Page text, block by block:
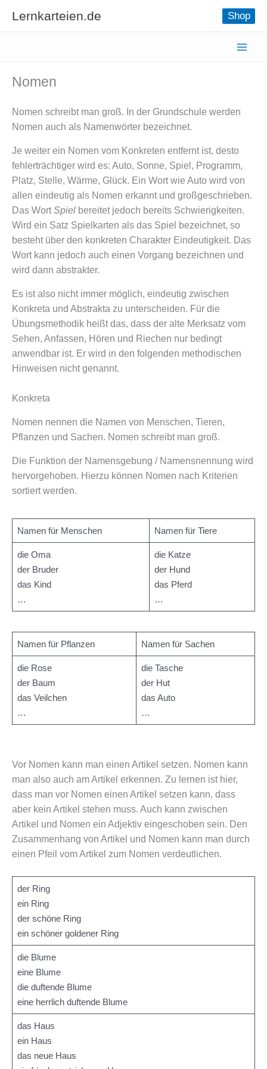
InhaltLernkarteien.de Shop
Nomen
Nomen schreibt man groß. In der Grundschule werden
Nomen auch als Namenwörter bezeichnet.
Je weiter ein Nomen vom Konkreten entfernt ist, desto
fehlerträchtiger wird es: Auto, Sonne, Spiel, Programm,
Platz, Stelle, Wärme, Glück. Ein Wort wie Auto wird von
allen eindeutig als Nomen erkannt und großgeschrieben.
Das WortSpiel bereitet jedoch bereits Schwierigkeiten.
Wird ein Satz Spielkarten als das Spiel bezeichnet, so
besteht über den konkreten Charakter Eindeutigkeit. Das
Wort kann jedoch auch einen Vorgang bezeichnen und
wird dann abstrakter.
Es ist also nicht immer möglich, eindeutig zwischen
Konkreta und Abstrakta zu unterscheiden. Für die
Übungsmethodik heißt das, dass der alte Merksatz vom
Sehen, Anfassen, Hören und Riechen nur bedingt
anwendbar ist. Er wird in den folgenden methodischen
Hinweisen nicht genannt.
Konkreta
Nomen nennen die Namen von Menschen, Tieren,
Pflanzen und Sachen. Nomen schreibt man groß.
Die Funktion der Namensgebung / Namensnennung wird
hervorgehoben. Hierzu können Nomen nach Kriterien
sortiert werden.
Namen für Menschen Namen für Tiere
die Oma
der Bruder
das Kind
…
die Katze
der Hund
das Pferd
…
Namen für Pflanzen Namen für Sachen
die Rose
der Baum
das Veilchen
…
die Tasche
der Hut
das Auto
…
Vor Nomen kann man einen Artikel setzen. Nomen kann
man also auch am Artikel erkennen. Zu lernen ist hier,
dass man vor Nomen einen Artikel setzen kann, dass
aber kein Artikel stehen muss. Auch kann zwischen
Artikel und Nomen ein Adjektiv eingeschoben sein. Den
Zusammenhang von Artikel und Nomen kann man durch
einen Pfeil vom Artikel zum Nomen verdeutlichen.
der Ring
ein Ring
der schöne Ring
ein schöner goldener Ring
die Blume
eine Blume
die duftende Blume
eine herrlich duftende Blume
das Haus
ein Haus
das neue Haus